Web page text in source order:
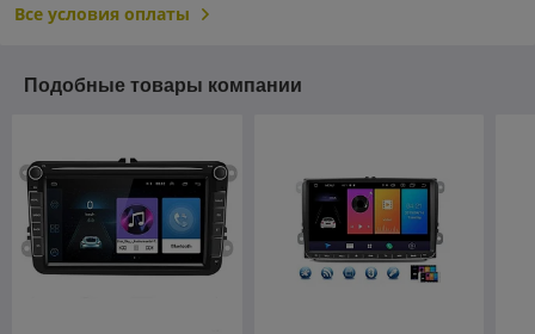
Все условия оплаты
Подобные товары компании